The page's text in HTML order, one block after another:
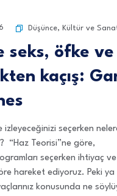
Düşünce, Kültür ve
seks, öfke ve
kaçış:
izleyeceğinizi seçerken
“Haz Teorisi”ne göre,
seçerken ihtiyaç ve
hareket ediyoruz. Peki ya
konusunda ne